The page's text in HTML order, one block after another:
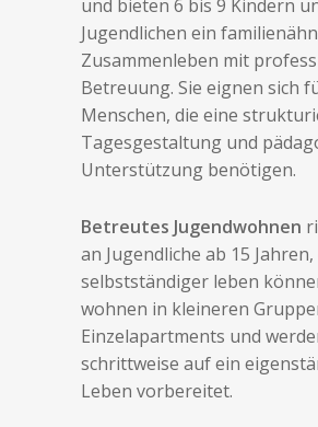
und bieten 6 bis 9 Kindern
Jugendlichen ein
Zusammenleben mit
Betreuung. Sie eignen sich
Menschen, die eine
Tagesgestaltung und
Unterstützung benötigen.
Betreutes Jugendwohnen
an Jugendliche ab 15
selbstständiger leben
wohnen in kleineren
Einzelapartments und
schrittweise auf ein
Leben vorbereitet.